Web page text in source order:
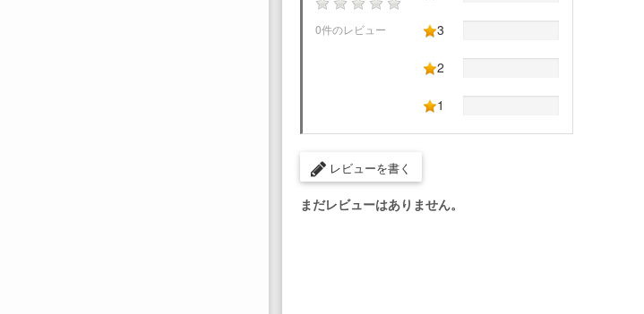
0件のレビュー 3
2
1
レビューを書く
まだレビューはありません。